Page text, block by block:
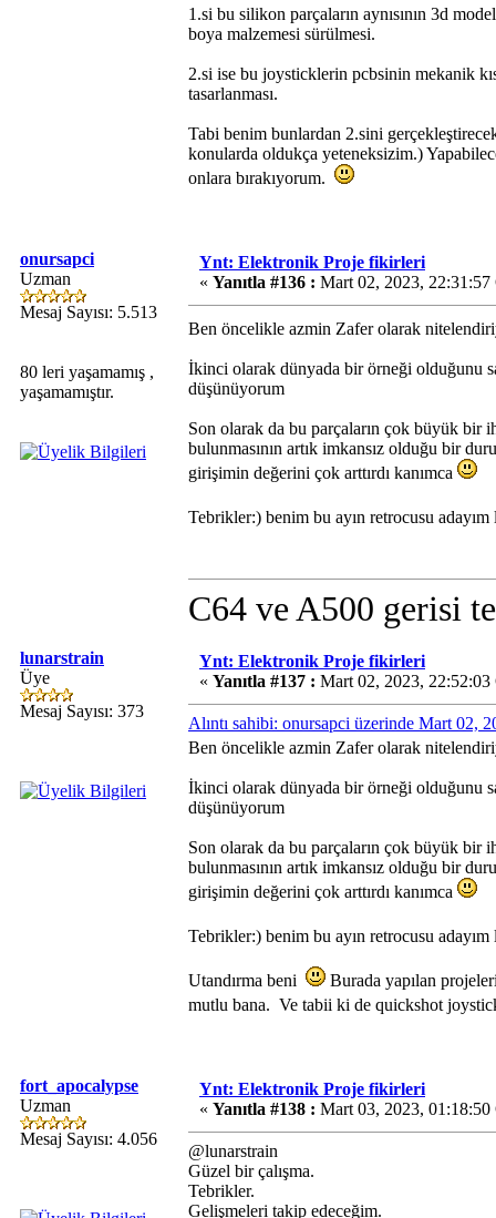
1.si bu silikon parçaların aynısının 3d
boya malzemesi sürülmesi.
2.si ise bu joysticklerin pcbsinin mekanik
tasarlanması.
Tabi benim bunlardan 2.sini
konularda oldukça yeteneksizim.)
onlara bırakıyorum.
onursapci
Uzman
Mesaj Sayısı: 5.513
80 leri yaşamamış ,
yaşamamıştır.
Ynt: Elektronik Proje fikirleri
« Yanıtla #136 : Mart 02, 2023, 22:31:57
Ben öncelikle azmin Zafer olarak
İkinci olarak dünyada bir örneği olduğunu
düşünüyorum
Son olarak da bu parçaların çok büyük bir
bulunmasının artık imkansız olduğu bir
girişimin değerini çok arttırdı kanımca
Tebrikler:) benim bu ayın retrocusu
C64 ve A500 gerisi
lunarstrain
Üye
Mesaj Sayısı: 373
Ynt: Elektronik Proje fikirleri
« Yanıtla #137 : Mart 02, 2023, 22:52:03
Alıntı sahibi: onursapci üzerinde Mart 02,
Ben öncelikle azmin Zafer olarak
İkinci olarak dünyada bir örneği olduğunu
düşünüyorum
Son olarak da bu parçaların çok büyük bir
bulunmasının artık imkansız olduğu bir
girişimin değerini çok arttırdı kanımca
Tebrikler:) benim bu ayın retrocusu
Utandırma beni
Burada yapılan
mutlu bana. Ve tabii ki de quickshot
fort_apocalypse
Uzman
Mesaj Sayısı: 4.056
Ynt: Elektronik Proje fikirleri
« Yanıtla #138 : Mart 03, 2023, 01:18:50
@lunarstrain
Güzel bir çalışma.
Tebrikler.
Gelişmeleri takip edeceğim.